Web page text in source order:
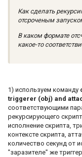
Как сделать
отсроченым
В каком формате
какое-то
1) используем команду
triggerer (obj) and
соответствующими
рекурсирующего
исполнение скрипта,
контексте скрипта,
количество секунд от
"заразителе" же